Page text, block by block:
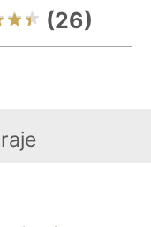
(26)